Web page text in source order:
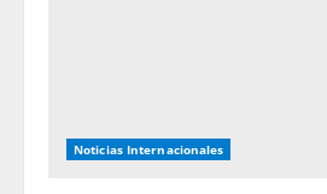
Noticias Internacionales